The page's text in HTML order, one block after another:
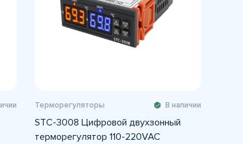
Терморегуляторы В наличии
STC-3008 Цифровой двухзонный
терморегулятор 110-220VAC